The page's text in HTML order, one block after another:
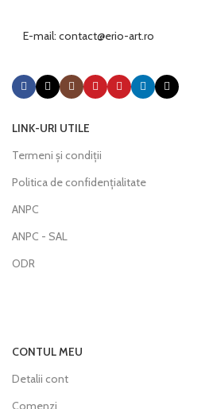
E-mail: or.tra-oire
@tcatnoc
LINK-URI UTILE
Termeni și condiții
Politica de confidențialitate
ANPC
ANPC - SAL
ODR
CONTUL MEU
Detalii cont
Comenzi